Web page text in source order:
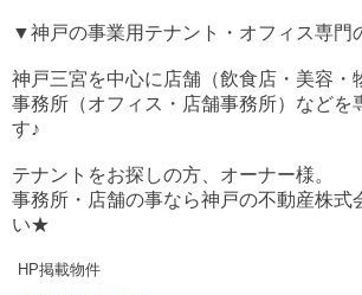
▼神戸の事業用テナント・オフィス専門
神戸三宮を中心に店舗（飲食店・美容・
事務所（オフィス・店舗事務所）などを
す♪
テナントをお探しの方、オーナー様。
事務所・店舗の事なら神戸の不動産株式
い★
HP掲載物件